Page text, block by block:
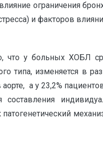
ограничения
и факторов
у больных ХОБЛ
типа, изменяется
а у 23,2%